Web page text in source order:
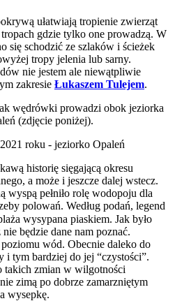
ułatwiają tropienie zwierząt
gdzie tylko one prowadzą. W
się schodzić ze szlaków i ścieżek
tropy jelenia lub sarny.
nie jestem ale niewątpliwie
zakresie Łukaszem Tulejem.
wędrówki prowadzi obok jeziorka
(zdjęcie poniżej).
historię sięgającą okresu
a może i jeszcze dalej wstecz.
wyspą pełniło rolę wodopoju dla
polowań. Według podań, legend
wysypana piaskiem. Jak było
będzie dane nam poznać.
wód. Obecnie daleko do
tym bardziej do jej “czystości”.
takich zmian w wilgotności
zimą po dobrze zamarzniętym
wysepkę.